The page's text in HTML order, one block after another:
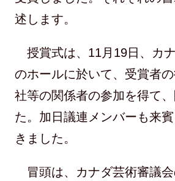
述します。
授賞式は、11月19日、カ
のホールに於いて、受賞者
社等の関係者の参加を得て
た。加日議連メンバーも来
きました。
冒頭は、カナダ芸術審議会